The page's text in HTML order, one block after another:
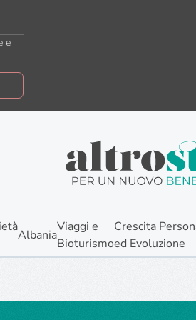
e
Albania
Viaggi e
Bioturismo
Crescita
ed Evoluzione